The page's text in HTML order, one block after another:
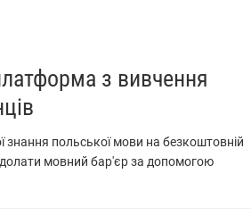
з вивчення
польської мови на безкоштовній
мовний бар'єр за допомогою